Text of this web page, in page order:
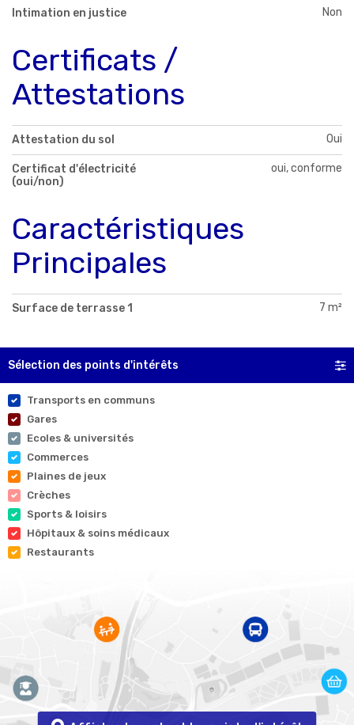
Intimation en justice Non
Certificats /
Attestations
Attestation du sol Oui
Certificat d'électricité
(oui/non)
oui, conforme
Caractéristiques
Principales
Surface de terrasse 1 7 m²
Sélection des points d'intérêts
Transports en communs
Gares
Ecoles & universités
Commerces
Plaines de jeux
Crèches
Sports & loisirs
Hôpitaux & soins médicaux
Restaurants